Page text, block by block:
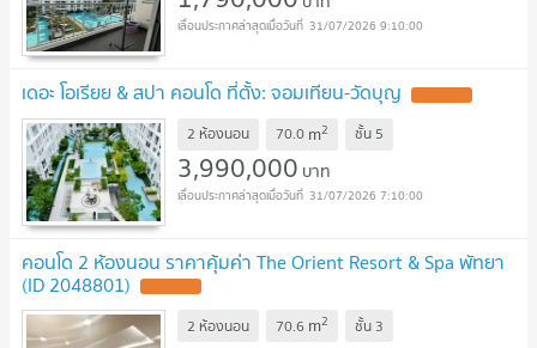
31/07/2026 9:10:00
เดอะ โอเรียย & สปา คอนโด ที่ตั้ง: จอมเทียน-วัดบุญ
2 ห้องนอน 70.0 m2 ชั้น 5
3,990,000 บาท
31/07/2026 7:10:00
คอนโด 2 ห้องนอน ราคาคุ้มค่า The Orient Resort & Spa พัทยา
(ID 2048801)
2 ห้องนอน 70.6 m2 ชั้น 3